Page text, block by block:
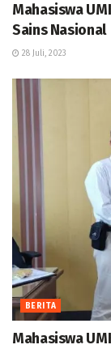
Mahasiswa
Sains Nasional
28 Juli, 2023
BERITA
Mahasiswa